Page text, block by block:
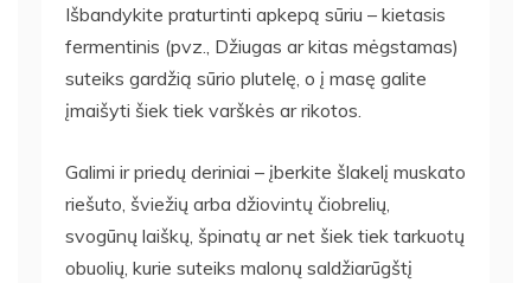
Išbandykite praturtinti apkepą sūriu – kietasis
fermentinis (pvz., Džiugas ar kitas mėgstamas)
suteiks gardžią sūrio plutelę, o į masę galite
įmaišyti šiek tiek varškės ar rikotos.
Galimi ir priedų deriniai – įberkite šlakelį muskato
riešuto, šviežių arba džiovintų čiobrelių,
svogūnų laiškų, špinatų ar net šiek tiek tarkuotų
obuolių, kurie suteiks malonų saldžiarūgštį